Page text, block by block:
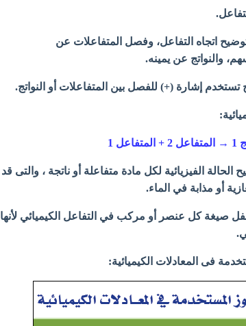
اتجاه التفاعل، وفصل المتفاعلات عن
والنواتج عن يمينه.
تستخدم إشارة (+) للفصل بين المتفاعلات أو النواتج.
الفيزيائية لكل مادة متفاعلة أو ناتجة ، والتى قد
أو مذابة في الماء.
صيغة كل عنصر أو مركب في التفاعل الكيميائي لأنها
فى المعادلات الكيميائية: